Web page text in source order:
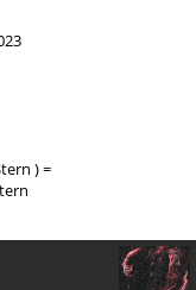
) =